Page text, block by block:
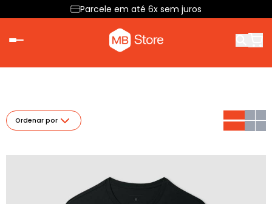
Parcele em até 6x sem juros
Ordenar por